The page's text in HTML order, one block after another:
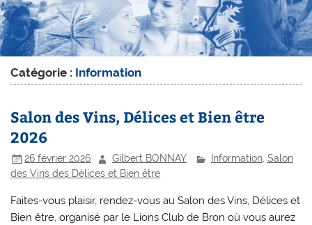
Catégorie : Information
Salon des Vins, Délices et Bien être
2026
26 février 2026 Gilbert BONNAY Information, Salon
des Vins des Délices et Bien être
Faites-vous plaisir, rendez-vous au Salon des Vins, Délices et
Bien être, organisé par le Lions Club de Bron où vous aurez